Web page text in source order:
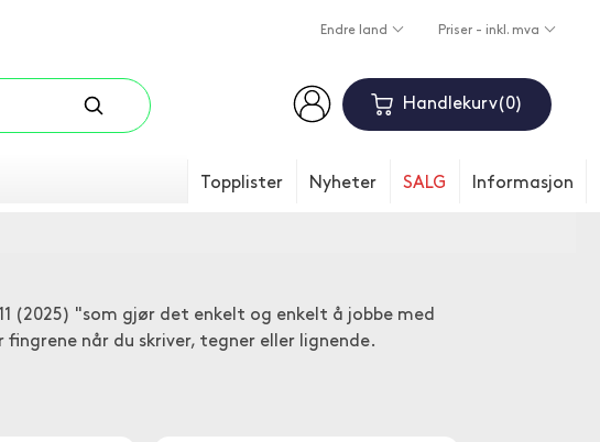
Endre land Priser - inkl. mva
Handlekurv 0
Topplister Nyheter SALG Informasjon
(2025) "som gjør det enkelt og enkelt å jobbe med
fingrene når du skriver, tegner eller lignende.